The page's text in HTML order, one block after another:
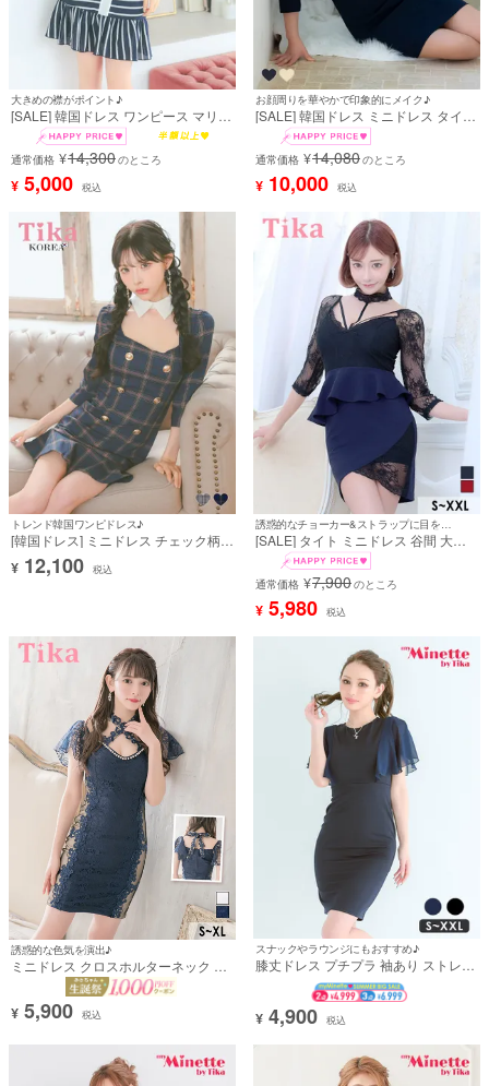
大きめの襟がポイント♪
[SALE] 韓国ドレス ワンピース マリン
風 襟付き ボーダー ノースリーブ フリ
ル Aライン ミニドレス (緩苺着用) [tk-
mdk1056]
通常価格 ¥14,300のところ
¥ 5,000 税込
お顔周りを華やかで印象的にメイク♪
[SALE] 韓国ドレス ミニドレス タイト
袖あり 二の腕カバー スクエアネック
デコルテコード ゴールドボタン スト
レッチ パイピング 下着のまま ネイビ
ー キャバドレス (uka着用) [tk-
mdk7047]
通常価格 ¥14,080のところ
¥ 10,000 税込
トレンド韓国ワンピドレス♪
[韓国ドレス] ミニドレス チェック柄
スクエアネック バストカット 袖あり
七分袖 襟付き 谷間魅せ タイトミニ キ
¥ 12,100 税込
[SALE] タイト ミニドレス 谷間 大き
いサイズ ブラックレース ストレッチ
袖あり 七分袖 ペプラム チョーカー バ
イカラー (明日花キララ着用)
通常価格 ¥7,900のところ
¥ 5,980 税込
誘惑的な色気を演出♪
ミニドレス クロスホルターネック レ
ース 半袖 くびれ タイト 青 ネイビー
md20095]
¥ 5,900 税込
スナックやラウンジにもおすすめ♪
膝丈ドレス プチプラ 袖あり ストレッ
チ 半袖 シフォン 同伴 新人 ラウンジ
胸元カバー 低身長 二の腕カバー タイ
ト ネイビー 安い XXL 大きいサイズ
キャバドレス (みのり着用) [th-
mdd10975]
¥ 4,900 税込